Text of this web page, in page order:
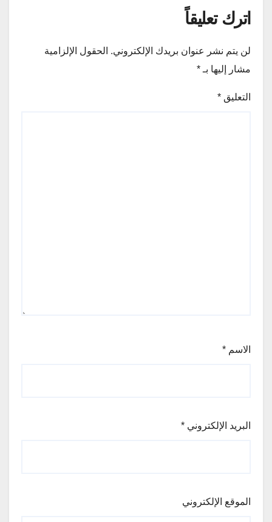
اترك تعليقاً
لن يتم نشر عنوان بريدك الإلكتروني. الحقول الإلزامية
مشار إليها بـ *
التعليق *
الاسم *
البريد الإلكتروني *
الموقع الإلكتروني